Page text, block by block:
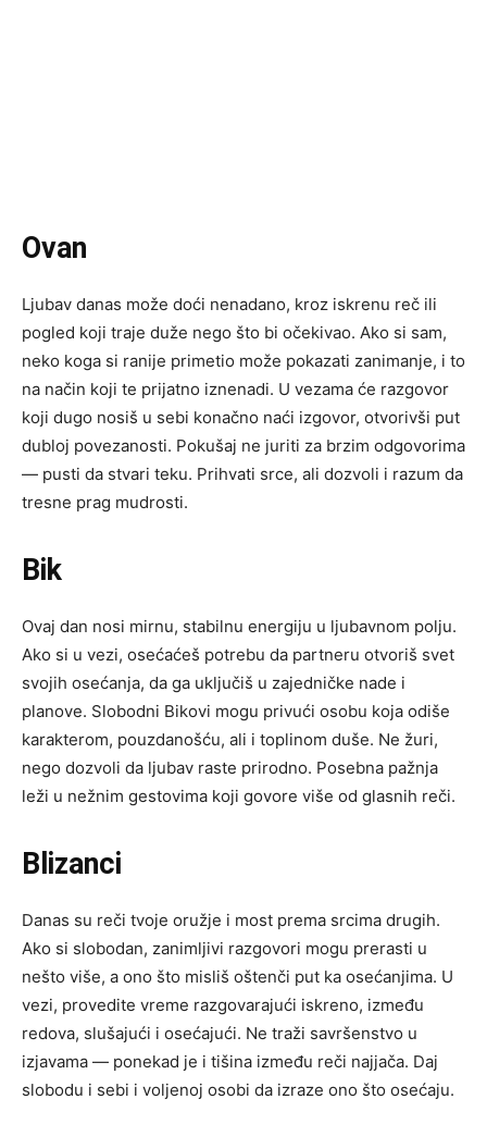
Ovan
Ljubav danas može doći nenadano, kroz iskrenu reč ili
pogled koji traje duže nego što bi očekivao. Ako si sam,
neko koga si ranije primetio može pokazati zanimanje, i to
na način koji te prijatno iznenadi. U vezama će razgovor
koji dugo nosiš u sebi konačno naći izgovor, otvorivši put
dubloj povezanosti. Pokušaj ne juriti za brzim odgovorima
— pusti da stvari teku. Prihvati srce, ali dozvoli i razum da
tresne prag mudrosti.
Bik
Ovaj dan nosi mirnu, stabilnu energiju u ljubavnom polju.
Ako si u vezi, osećaćeš potrebu da partneru otvoriš svet
svojih osećanja, da ga uključiš u zajedničke nade i
planove. Slobodni Bikovi mogu privući osobu koja odiše
karakterom, pouzdanošću, ali i toplinom duše. Ne žuri,
nego dozvoli da ljubav raste prirodno. Posebna pažnja
leži u nežnim gestovima koji govore više od glasnih reči.
Blizanci
Danas su reči tvoje oružje i most prema srcima drugih.
Ako si slobodan, zanimljivi razgovori mogu prerasti u
nešto više, a ono što misliš oštenči put ka osećanjima. U
vezi, provedite vreme razgovarajući iskreno, između
redova, slušajući i osećajući. Ne traži savršenstvo u
izjavama — ponekad je i tišina između reči najjača. Daj
slobodu i sebi i voljenoj osobi da izraze ono što osećaju.